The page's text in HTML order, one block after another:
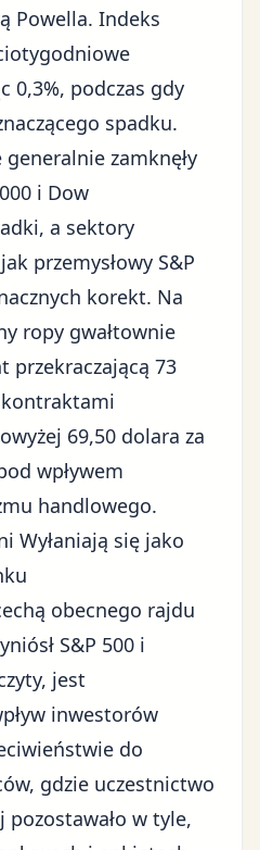
Powella. Indeks
0,3%, podczas gdy
spadku.
zamknęły
i Dow
a sektory
przemysłowy S&P
korekt. Na
ropy gwałtownie
przekraczającą 73
kontraktami
69,50 dolara za
wpływem
handlowego.
Wyłaniają się jako
obecnego rajdu
S&P 500 i
jest
inwestorów
do
gdzie uczestnictwo
pozostawało w tyle,